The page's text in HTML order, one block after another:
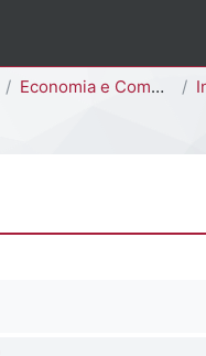
Economia e Commercio [E3301M]